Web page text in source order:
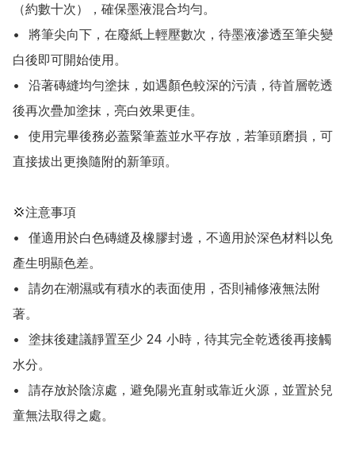
（約數十次），確保墨液混合均勻。
•	將筆尖向下，在廢紙上輕壓數次，待墨液滲透至筆尖變
白後即可開始使用。
•	沿著磚縫均勻塗抹，如遇顏色較深的污漬，待首層乾透
後再次疊加塗抹，亮白效果更佳。
•	使用完畢後務必蓋緊筆蓋並水平存放，若筆頭磨損，可
直接拔出更換隨附的新筆頭。
💢注意事項
•	僅適用於白色磚縫及橡膠封邊，不適用於深色材料以免
產生明顯色差。
•	請勿在潮濕或有積水的表面使用，否則補修液無法附
著。
•	塗抹後建議靜置至少 24 小時，待其完全乾透後再接觸
水分。
•	請存放於陰涼處，避免陽光直射或靠近火源，並置於兒
童無法取得之處。